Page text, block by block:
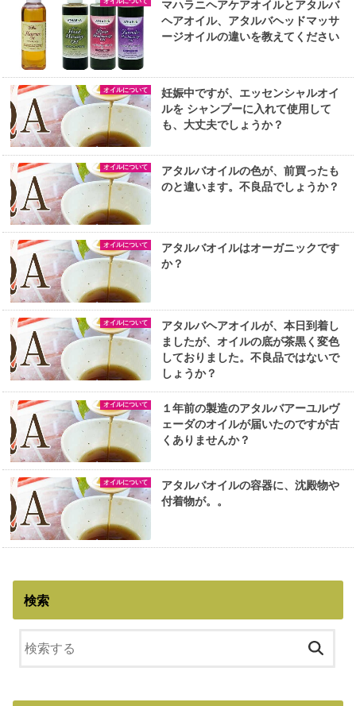
オイルについて
マハラニヘアケアオイルとアタルバ
ヘアオイル、アタルバヘッドマッサ
ージオイルの違いを教えてください
オイルについて
妊娠中ですが、エッセンシャルオイ
ルを シャンプーに入れて使用して
も、大丈夫でしょうか？
オイルについて
アタルバオイルの色が、前買ったも
のと違います。不良品でしょうか？
オイルについて
アタルバオイルはオーガニックです
か？
オイルについて
アタルバヘアオイルが、本日到着し
ましたが、オイルの底が茶黒く変色
しておりました。不良品ではないで
しょうか？
オイルについて
１年前の製造のアタルバアーユルヴ
ェーダのオイルが届いたのですが古
くありませんか？
オイルについて
アタルバオイルの容器に、沈殿物や
付着物が。。
検索